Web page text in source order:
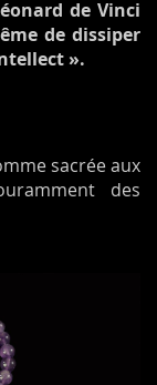
de Vinci
de dissiper
».
sacrée aux
des